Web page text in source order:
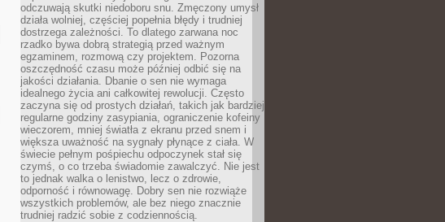
odczuwają skutki niedoboru snu. Zmęczony umysł
działa wolniej, częściej popełnia błędy i trudniej
dostrzega zależności. To dlatego zarwana noc
rzadko bywa dobrą strategią przed ważnym
egzaminem, rozmową czy projektem. Pozorna
oszczędność czasu może później odbić się na
jakości działania. Dbanie o sen nie wymaga
idealnego życia ani całkowitej rewolucji. Często
zaczyna się od prostych działań, takich jak bardziej
regularne godziny zasypiania, ograniczenie kofeiny
wieczorem, mniej światła z ekranu przed snem i
większa uważność na sygnały płynące z ciała. W
świecie pełnym pośpiechu odpoczynek stał się
czymś, o co trzeba świadomie zawalczyć. Nie jest
to jednak walka o lenistwo, lecz o zdrowie,
odporność i równowagę. Dobry sen nie rozwiąże
wszystkich problemów, ale bez niego znacznie
trudniej radzić sobie z codziennością.